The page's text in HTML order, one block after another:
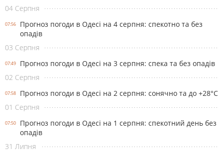
04 Серпня
07:56
Прогноз погоди в Одесі на 4 серпня: спекотно та без
опадів
03 Серпня
07:49
Прогноз погоди в Одесі на 3 серпня: спека та без опадів
02 Серпня
07:58
Прогноз погоди в Одесі на 2 серпня: сонячно та до +28°С
01 Серпня
07:50
Прогноз погоди в Одесі на 1 серпня: спекотний день без
опадів
31 Липня